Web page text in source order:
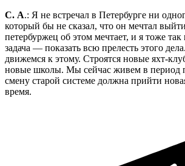
С. А.: Я не встречал в Петербурге ни
который бы не сказал, что он мечтал
петербуржец об этом мечтает, и я тоже
задача — показать всю прелесть этого
движемся к этому. Строятся новые яхт-
новые школы. Мы сейчас живем в период
смену старой системе должна прийти
время.